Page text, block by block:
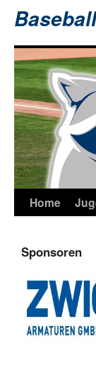
Home
Sponsoren